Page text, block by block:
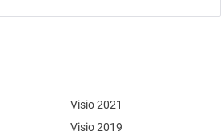
Visio 2021
Visio 2019